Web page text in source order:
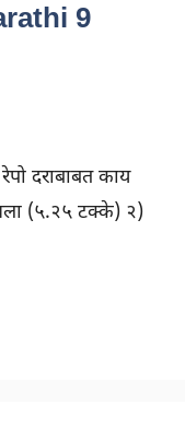
9
दराबाबत काय
(५.२५ टक्के) २)